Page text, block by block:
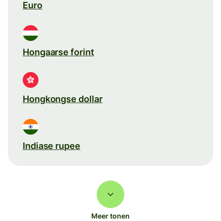
Euro
Hongaarse forint
Hongkongse dollar
Indiase rupee
Meer tonen